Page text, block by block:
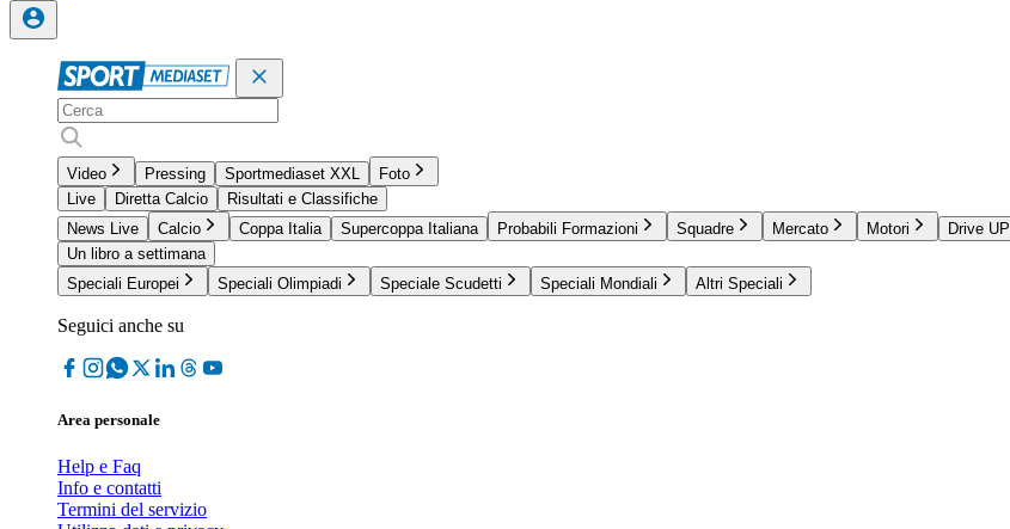
Video Pressing Sportmediaset XXL
Foto
Live
Diretta Calcio
Risultati e Classifiche
News Live
Calcio Coppa Italia Supercoppa Italiana Probabili Formazioni Squadre Mercato Motori Drive UP
Un libro a settimana
Speciali Europei
Speciali Olimpiadi Speciale Scudetti Speciali Mondiali Altri Speciali
Seguici anche su
Area personale
Help e Faq
Info e contatti
Termini del servizio